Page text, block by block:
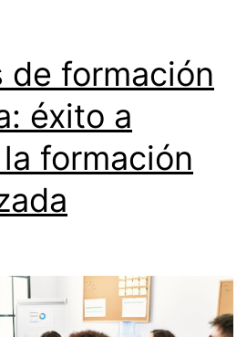
de formación
éxito a
formación